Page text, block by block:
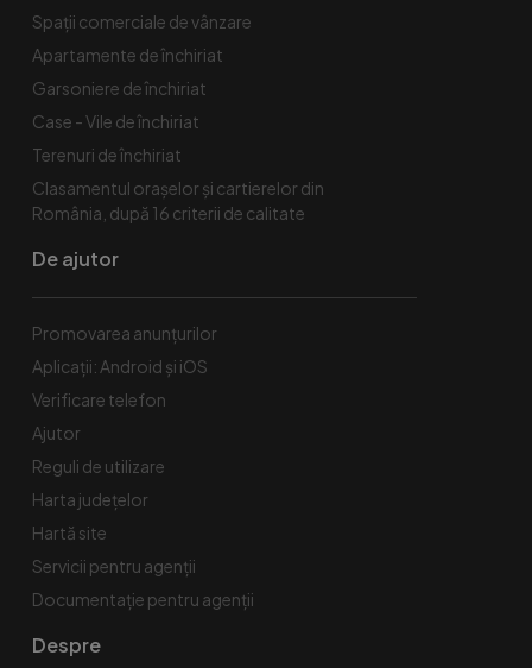
Spaţii comerciale de vânzare
Apartamente de închiriat
Garsoniere de închiriat
Case - Vile de închiriat
Terenuri de închiriat
Clasamentul orașelor și cartierelor din
România, după 16 criterii de calitate
De ajutor
Promovarea anunțurilor
Aplicații: Android și iOS
Verificare telefon
Ajutor
Reguli de utilizare
Harta județelor
Hartă site
Servicii pentru agenții
Documentație pentru agenții
Despre